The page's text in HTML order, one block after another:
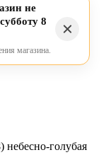
не
8
магазина.
небесно-голубая